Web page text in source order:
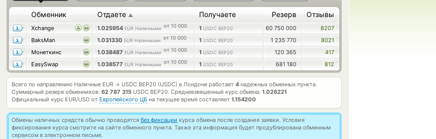
Обменник Отдаете ▲ Получаете Резерв Отзывы
Xchange 1.025954 EUR Наличными от 10 000 1 USDC BEP20 60 750 000
8207
BaksMan
1.031330 EUR Наличными от 10 000 1 USDC BEP20 1 235 770
8021
Монеткинс
1.038487 EUR Наличными от 10 000 1 USDC BEP20 120 365
417
EasySwap
1.038577 EUR Наличными от 10 000 1 USDC BEP20 681 180 812
Всего по направлению Наличные EUR → USDC BEP20 (USDC) в Лондоне работает 4 надежных обменных пункта.
Суммарный резерв обменников: 62 787 315 USDC BEP20. Средневзвешенный курс обмена: 1.026221
Официальный курс EUR/USD от Европейского ЦБ на текущее время составляет 1.154200
Обмены наличных средств обычно проводятся без фиксации курса обмена после создания заявки. Условия
фиксирования курса смотрите на сайте обменного пункта. Также эта информация будет продублирована обменным
сервисом в электронном письме.